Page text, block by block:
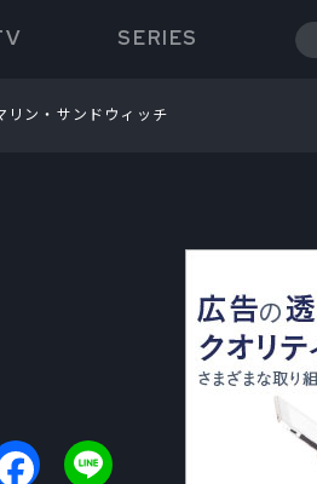
SERIES
リン・サンドウィッチ
Facebook